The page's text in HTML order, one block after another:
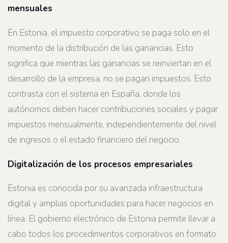
mensuales
En Estonia, el impuesto corporativo se paga solo en el
momento de la distribución de las ganancias. Esto
significa que mientras las ganancias se reinviertan en el
desarrollo de la empresa, no se pagan impuestos. Esto
contrasta con el sistema en España, donde los
autónomos deben hacer contribuciones sociales y pagar
impuestos mensualmente, independientemente del nivel
de ingresos o el estado financiero del negocio.
Digitalización de los procesos empresariales
Estonia es conocida por su avanzada infraestructura
digital y amplias oportunidades para hacer negocios en
línea. El gobierno electrónico de Estonia permite llevar a
cabo todos los procedimientos corporativos en formato